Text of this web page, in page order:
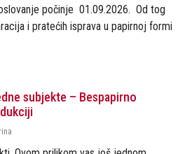
počinje 01.09.2026. Od tog
i pratećih isprava u papirnoj formi
subjekte – Bespapirno